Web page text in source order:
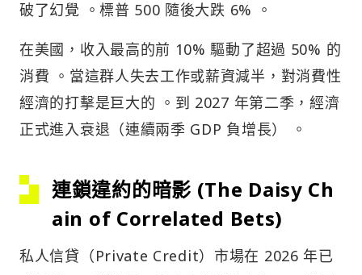
破了幻覺 。標普 500 隨後大跌 6% 。
在美國，收入最高的前 10% 驅動了超過 50% 的
消費 。當這群人失去工作或薪資減半，對消費性
經濟的打擊是巨大的 。到 2027 年第二季，經濟
正式進入衰退（連續兩季 GDP 負增長） 。
連鎖違約的暗影 (The Daisy Ch
ain of Correlated Bets)
私人信貸（Private Credit）市場在 2026 年已